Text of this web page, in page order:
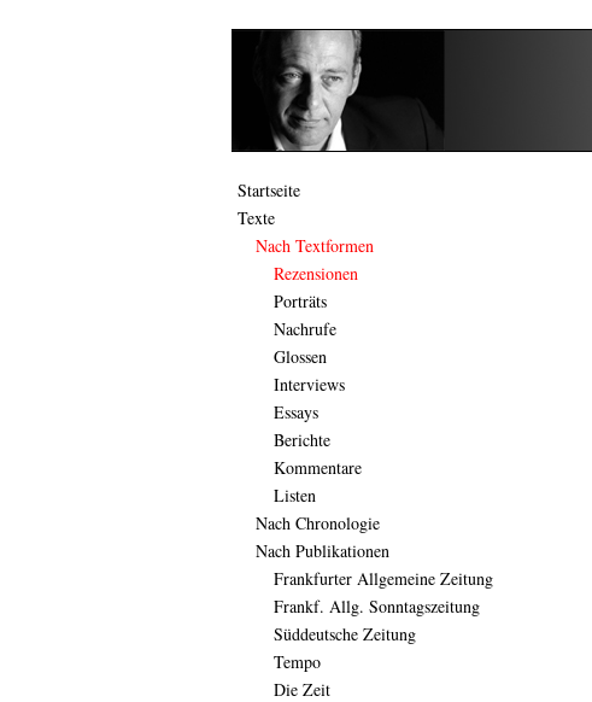
Startseite
Texte
Nach Textformen
Rezensionen
Porträts
Nachrufe
Glossen
Interviews
Essays
Berichte
Kommentare
Listen
Nach Chronologie
Nach Publikationen
Frankfurter Allgemeine Zeitung
Frankf. Allg. Sonntagszeitung
Süddeutsche Zeitung
Tempo
Die Zeit